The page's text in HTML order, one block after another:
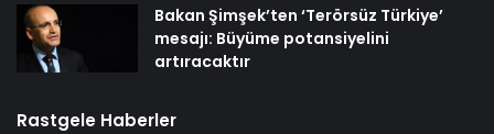
Bakan Şimşek’ten ‘Terörsüz Türkiye’
mesajı: Büyüme potansiyelini
artıracaktır
Rastgele Haberler